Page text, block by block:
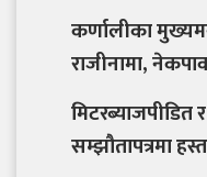
कर्णालीका
राजीनामा,
मिटरब्याजपीडित
सम्झौतापत्रमा